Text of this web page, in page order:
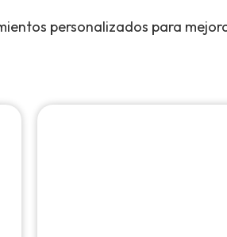
personalizados para